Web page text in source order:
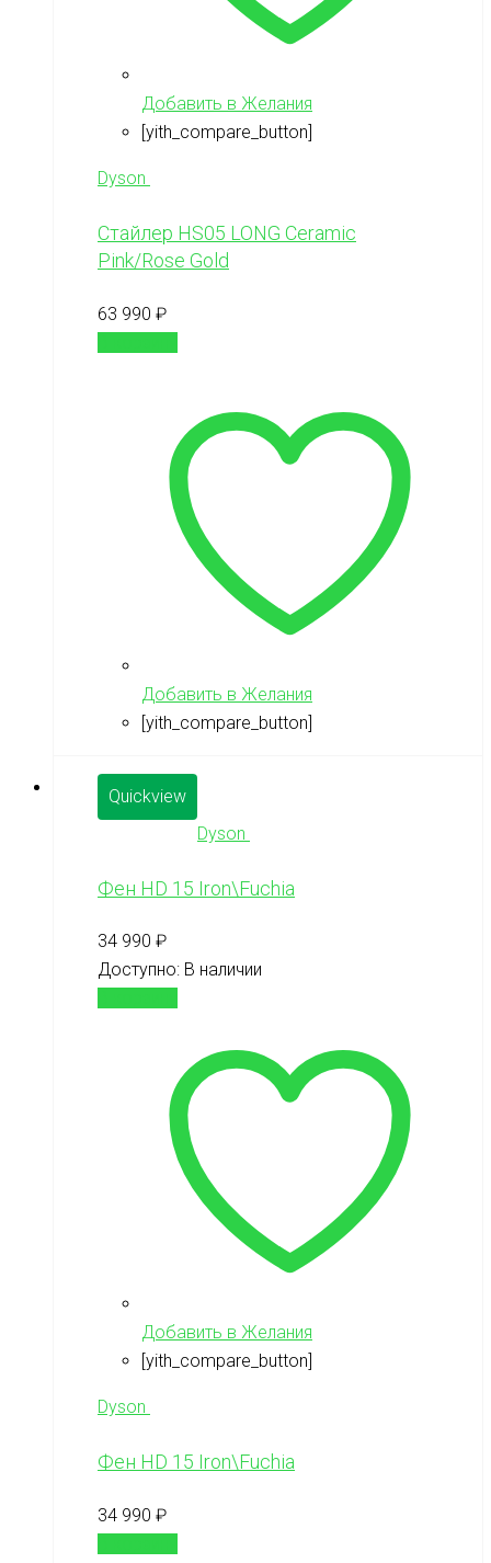
Добавить в Желания
[yith_compare_button]
Dyson
Стайлер HS05 LONG Ceramic
Pink/Rose Gold
63 990 ₽
Добавить в Желания
[yith_compare_button]
Quickview
Dyson
Фен HD 15 Iron\Fuchia
34 990 ₽
Доступно: В наличии
Добавить в Желания
[yith_compare_button]
Dyson
Фен HD 15 Iron\Fuchia
34 990 ₽